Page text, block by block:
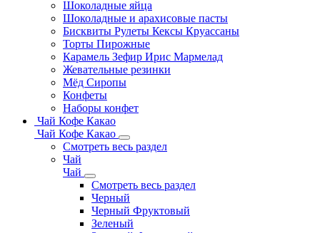
Шоколадные яйца
Шоколадные и арахисовые пасты
Бисквиты Рулеты Кексы Круассаны
Торты Пирожные
Карамель Зефир Ирис Мармелад
Жевательные резинки
Мёд Сиропы
Конфеты
Наборы конфет
Чай Кофе Какао
Чай Кофе Какао
Смотреть весь раздел
Чай
Чай
Смотреть весь раздел
Черный
Черный Фруктовый
Зеленый